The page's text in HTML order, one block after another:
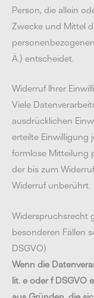
Person, die allein
Zwecke und Mittel
Ä.) entscheidet.
Widerruf Ihrer
Viele
ausdrücklichen
erteilte Einwilligung
formlose Mitteilung
der bis zum
Widerruf unberührt.
Widerspruchsrecht
besonderen Fällen
DSGVO)
Wenn die
lit. e oder f DSGVO